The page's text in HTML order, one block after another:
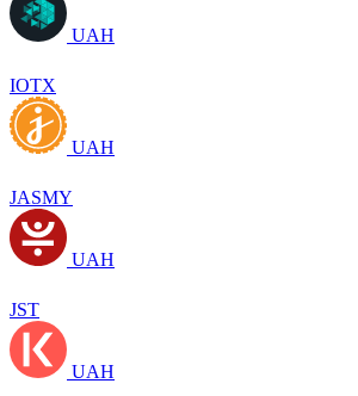
UAH
IOTX
UAH
JASMY
UAH
JST
UAH